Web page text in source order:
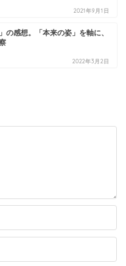
2021年9月1日
の感想。「本来の姿」を軸に、
2022年3月2日